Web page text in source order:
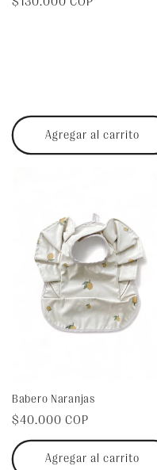
n
Agregar al carrito
Babero Naranjas
Precio
habitual
$40.000 COP
Agregar al carrito